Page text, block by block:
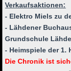
Verkaufsaktionen:
- Elektro Miels zu
- Lähdener
Grundschule
- Heimspiele der 1.
Die Chronik ist